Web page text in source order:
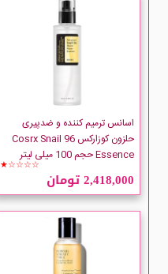
اسانس ترمیم کننده و ضدپیری
حلزون کوزارکس Cosrx Snail 96
Essence حجم 100 میلی لیتر
★☆☆☆☆
2,418,000 تومان